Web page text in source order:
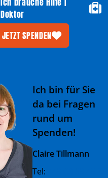
Doktor
JETZT SPENDEN
Ich bin für Sie
da bei Fragen
rund um
Spenden!
Claire Tillmann
Tel: